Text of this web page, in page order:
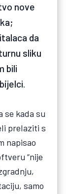
nove
da
sliku
bili
se kada su
prelaziti s
napisao
“nije
samo